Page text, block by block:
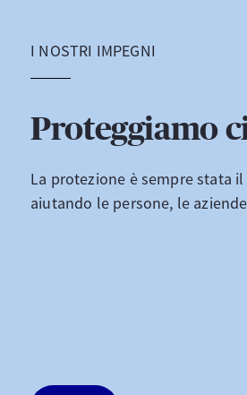
I NOSTRI IMPEGNI
Proteggiamo
La protezione è sempre stata
aiutando le persone, le